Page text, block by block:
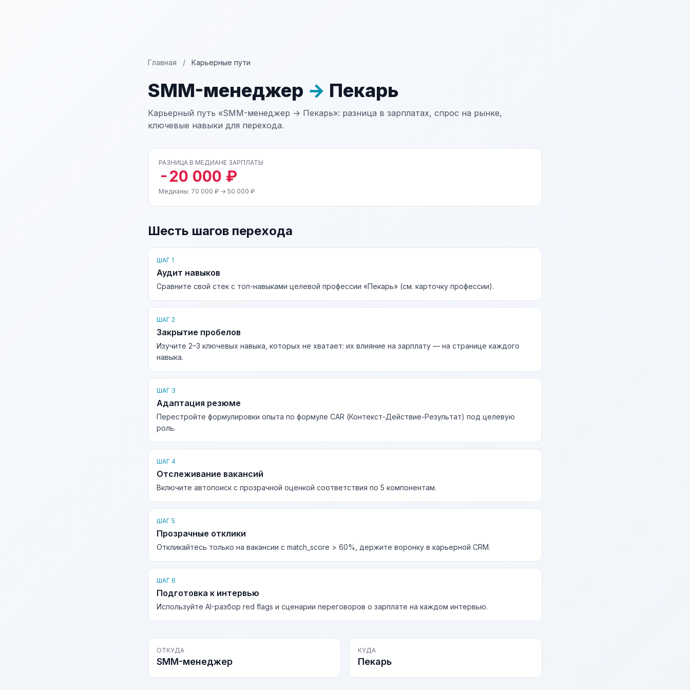
Главная / Карьерные пути
SMM-менеджер → Пекарь
Карьерный путь «SMM-менеджер → Пекарь»: разница в зарплатах, спрос на рынке,
ключевые навыки для перехода.
РАЗНИЦА В МЕДИАНЕ ЗАРПЛАТЫ
-20 000 ₽
Медианы: 70 000 ₽ → 50 000 ₽
Шесть шагов перехода
ШАГ 1
Аудит навыков
Сравните свой стек с топ-навыками целевой профессии «Пекарь» (см. карточку профессии).
ШАГ 2
Закрытие пробелов
Изучите 2–3 ключевых навыка, которых не хватает: их влияние на зарплату — на странице каждого
навыка.
ШАГ 3
Адаптация резюме
Перестройте формулировки опыта по формуле CAR (Контекст-Действие-Результат) под целевую
роль.
ШАГ 4
Отслеживание вакансий
Включите автопоиск с прозрачной оценкой соответствия по 5 компонентам.
ШАГ 5
Прозрачные отклики
Откликайтесь только на вакансии с match_score > 60%, держите воронку в карьерной CRM.
ШАГ 6
Подготовка к интервью
Используйте AI-разбор red flags и сценарии переговоров о зарплате на каждом интервью.
ОТКУДА
SMM-менеджер
КУДА
Пекарь